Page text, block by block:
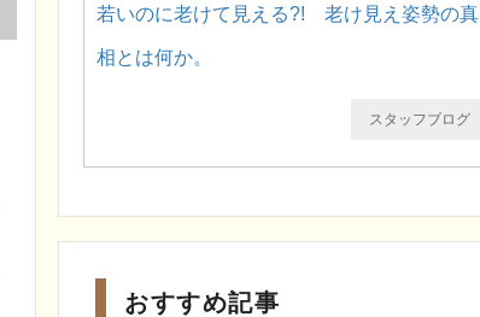
若いのに老けて見える?! 老け見え姿勢の真
相とは何か。
スタッフブログ
おすすめ記事